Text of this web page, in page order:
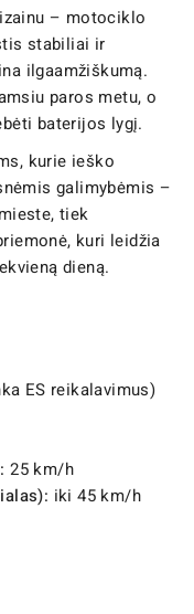
– motociklo
stabiliai ir
ilgaamžiškumą.
paros metu, o
baterijos lygį.
kurie ieško
galimybėmis –
tiek
kuri leidžia
dieną.
ES reikalavimus)
25 km/h
iki 45 km/h